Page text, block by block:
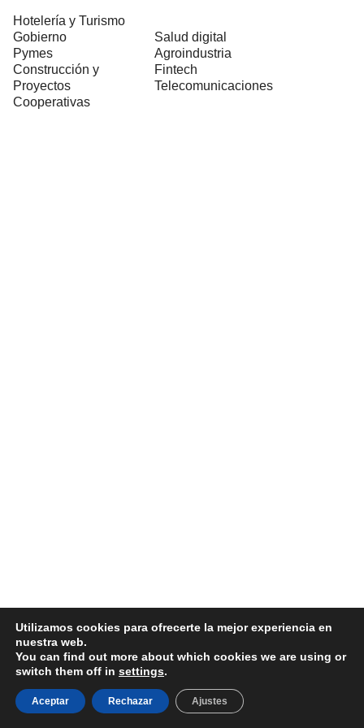
Hotelería y Turismo
Gobierno
Pymes
Construcción y
Proyectos
Cooperativas
Salud digital
Agroindustria
Fintech
Telecomunicaciones
Utilizamos cookies para ofrecerte la mejor experiencia en
nuestra web.
You can find out more about which cookies we are using or
switch them off in settings.
Aceptar Rechazar Ajustes